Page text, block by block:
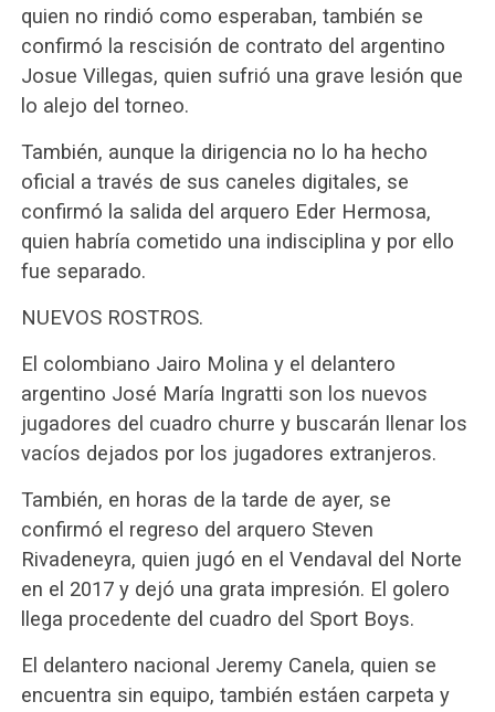
quien no rindió como esperaban, también se
confirmó la rescisión de contrato del argentino
Josue Villegas, quien sufrió una grave lesión que
lo alejo del torneo.
También, aunque la dirigencia no lo ha hecho
oficial a través de sus caneles digitales, se
confirmó la salida del arquero Eder Hermosa,
quien habría cometido una indisciplina y por ello
fue separado.
NUEVOS ROSTROS.
El colombiano Jairo Molina y el delantero
argentino José María Ingratti son los nuevos
jugadores del cuadro churre y buscarán llenar los
vacíos dejados por los jugadores extranjeros.
También, en horas de la tarde de ayer, se
confirmó el regreso del arquero Steven
Rivadeneyra, quien jugó en el Vendaval del Norte
en el 2017 y dejó una grata impresión. El golero
llega procedente del cuadro del Sport Boys.
El delantero nacional Jeremy Canela, quien se
encuentra sin equipo, también estáen carpeta y